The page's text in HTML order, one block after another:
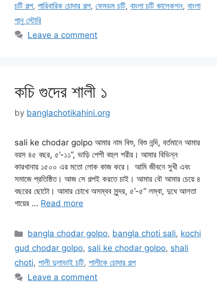
চটি গল্প, পারিবারিক চোদার গল্প, ফেমডম চটি, বাংলা চটি কালেকশন, বাংলা
পানু স্টোরি
Leave a comment
কচি গুদের শালী ১
by banglachotikahini.org
sali ke chodar golpo আমার নাম বিশু, বিশু নন্দি, বর্তমানে আমার
বয়স ৪৫ বছর, ৫’-১১”, ভাড়ি পেশী বহুল শরীর। আমার বিভিন্ন
কারখানায় ১৫০০ এর মতো লোক কাজ করে। আমি জীবনে সুখী এবং
সমাজে প্রতিষ্ঠিত। আজ সে গল্পই করতে চাই। আমার বৌ আমার চেয়ে ৪
বছরের ছোটো। আমার চোখে অসম্বব সুন্দর, ৫’-৫” লম্বা, দুধে আলতা
গায়ের … Read more
Categories
bangla chodar golpo, bangla choti sali, kochi
gud chodar golpo, sali ke chodar golpo, shali
choti, শালী দুলাভাই চটি, শালীকে চোদার গল্প
Leave a comment